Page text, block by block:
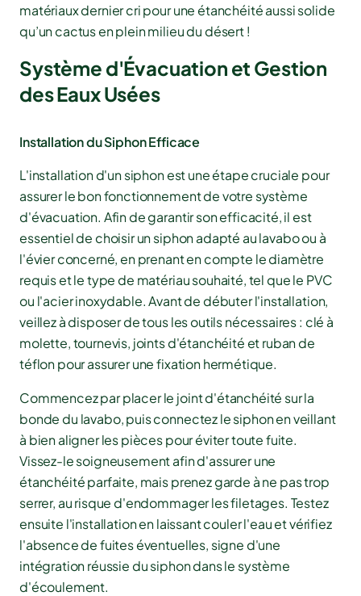
matériaux dernier cri pour une étanchéité aussi solide
qu’un cactus en plein milieu du désert !
Système d'Évacuation et Gestion
des Eaux Usées
Installation du Siphon Efficace
L'installation d'un siphon est une étape cruciale pour
assurer le bon fonctionnement de votre système
d'évacuation. Afin de garantir son efficacité, il est
essentiel de choisir un siphon adapté au lavabo ou à
l'évier concerné, en prenant en compte le diamètre
requis et le type de matériau souhaité, tel que le PVC
ou l'acier inoxydable. Avant de débuter l'installation,
veillez à disposer de tous les outils nécessaires : clé à
molette, tournevis, joints d'étanchéité et ruban de
téflon pour assurer une fixation hermétique.
Commencez par placer le joint d'étanchéité sur la
bonde du lavabo, puis connectez le siphon en veillant
à bien aligner les pièces pour éviter toute fuite.
Vissez-le soigneusement afin d'assurer une
étanchéité parfaite, mais prenez garde à ne pas trop
serrer, au risque d'endommager les filetages. Testez
ensuite l'installation en laissant couler l'eau et vérifiez
l'absence de fuites éventuelles, signe d'une
intégration réussie du siphon dans le système
d'écoulement.